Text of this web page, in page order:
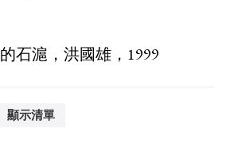
石滬，洪國雄，1999
顯示清單